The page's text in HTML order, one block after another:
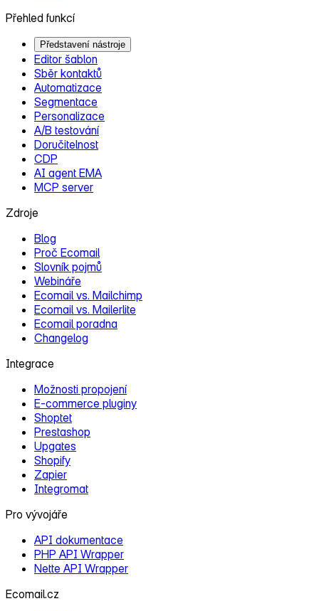
Přehled funkcí
Představení nástroje
Editor šablon
Sběr kontaktů
Automatizace
Segmentace
Personalizace
A/B testování
Doručitelnost
CDP
AI agent EMA
MCP server
Zdroje
Blog
Proč Ecomail
Slovník pojmů
Webináře
Ecomail vs. Mailchimp
Ecomail vs. Mailerlite
Ecomail poradna
Changelog
Integrace
Možnosti propojení
E‑commerce pluginy
Shoptet
Prestashop
Upgates
Shopify
Zapier
Integromat
Pro vývojáře
API dokumentace
PHP API Wrapper
Nette API Wrapper
Ecomail.cz